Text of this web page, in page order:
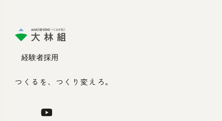
経験者採用
つくるを、つくり変えろ。